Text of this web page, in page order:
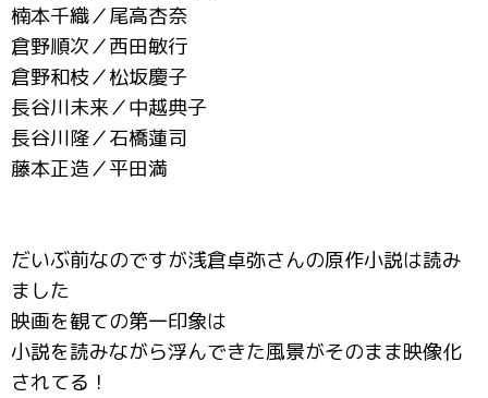
楠本千織／尾高杏奈
倉野順次／西田敏行
倉野和枝／松坂慶子
長谷川未来／中越典子
長谷川隆／石橋蓮司
藤本正造／平田満
だいぶ前なのですが浅倉卓弥さんの原作小説は読み
ました
映画を観ての第一印象は
小説を読みながら浮んできた風景がそのまま映像化
されてる！